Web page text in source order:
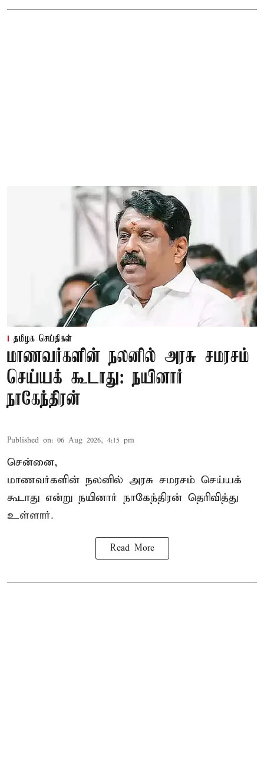
தமிழக செய்திகள்
மாணவர்களின் நலனில் அரசு சமரசம்
செய்யக் கூடாது: நயினார்
நாகேந்திரன்
Published on: 06 Aug 2026, 4:15 pm
சென்னை,
மாணவர்களின் நலனில் அரசு சமரசம் செய்யக்
கூடாது என்று நயினார் நாகேந்திரன் தெரிவித்து
உள்ளார்.
Read More